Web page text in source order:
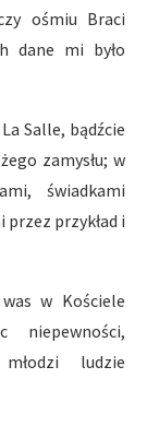
ośmiu Braci
dane mi było
Salle, bądźcie
zamysłu; w
świadkami
przykład i
w Kościele
niepewności,
ludzie